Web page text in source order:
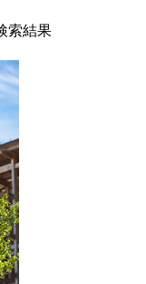
索結果